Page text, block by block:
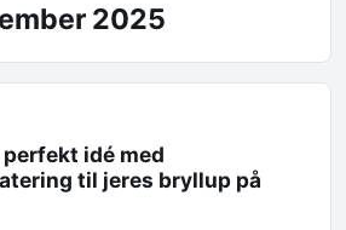
2025
idé med
til jeres bryllup på